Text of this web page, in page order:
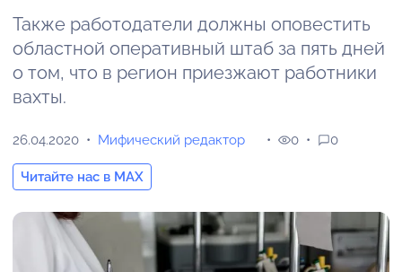
Также работодатели должны оповестить
областной оперативный штаб за пять дней
о том, что в регион приезжают работники
вахты.
26.04.2020 Мифический редактор
Читайте нас в MAX
0 0